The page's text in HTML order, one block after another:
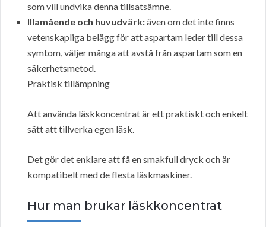
som vill undvika denna tillsatsämne.
Illamående och huvudvärk:även om det inte finns
vetenskapliga belägg för att aspartam leder till dessa
symtom, väljer många att avstå från aspartam som en
säkerhetsmetod.
Praktisk tillämpning
Att använda läskkoncentrat är ett praktiskt och enkelt
sätt att tillverka egen läsk.
Det gör det enklare att få en smakfull dryck och är
kompatibelt med de flesta läskmaskiner.
Hur man brukar läskkoncentrat